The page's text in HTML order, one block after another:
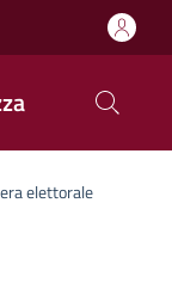
elettorale